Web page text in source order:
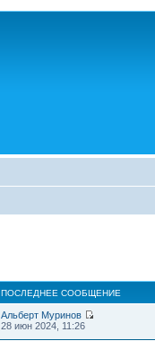
ПОСЛЕДНЕЕ СООБЩЕНИЕ
Альберт Муринов
28 июн 2024, 11:26